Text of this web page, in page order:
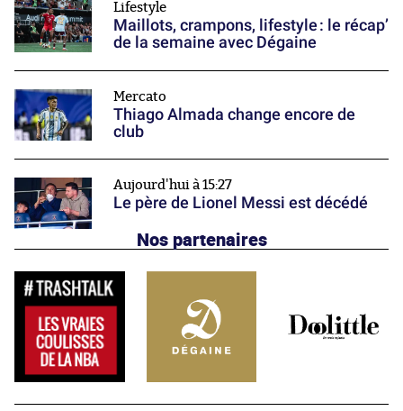
Lifestyle
Maillots, crampons, lifestyle : le récap’
de la semaine avec Dégaine
Mercato
Thiago Almada change encore de
club
Aujourd'hui à 15:27
Le père de Lionel Messi est décédé
Nos partenaires